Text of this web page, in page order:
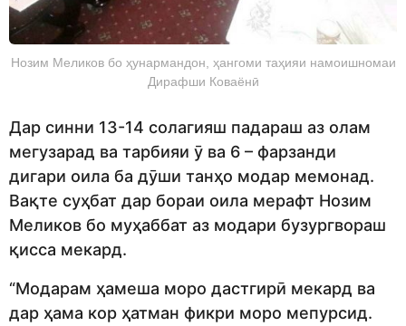
Нозим Меликов бо ҳунармандон, ҳангоми таҳияи намоишномаи
Дирафши Коваёнӣ
Дар синни 13-14 солагияш падараш аз олам
мегузарад ва тарбияи ӯ ва 6 – фарзанди
дигари оила ба дӯши танҳо модар мемонад.
Вақте суҳбат дар бораи оила мерафт Нозим
Меликов бо муҳаббат аз модари бузургвораш
қисса мекард.
“Модарам ҳамеша моро дастгирӣ мекард ва
дар ҳама кор ҳатман фикри моро мепурсид.